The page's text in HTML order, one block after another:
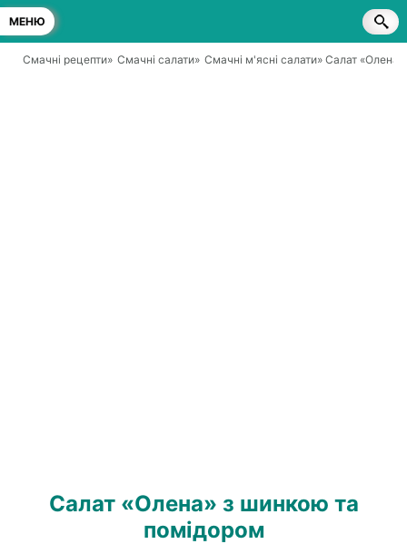
МЕНЮ
Смачні рецепти» Смачні салати» Смачні м'ясні салати» Салат
Салат «Олена» з шинкою та
помідором